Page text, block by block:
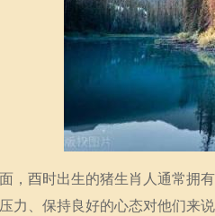
，酉时出生的猪生肖人通常拥
力、保持良好的心态对他们来